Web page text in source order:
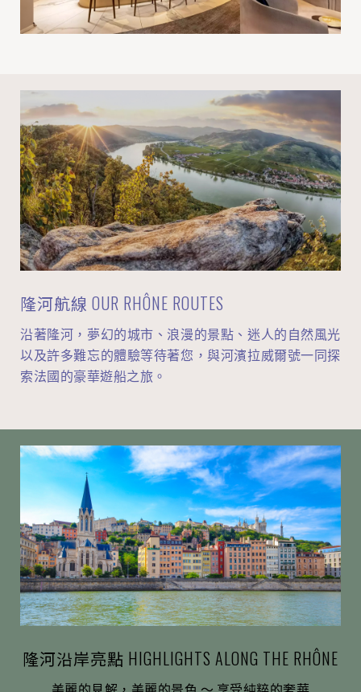
隆河航線 OUR RHÔNE ROUTES
沿著隆河，夢幻的城市、浪漫的景點、迷人的自然風光
以及許多難忘的體驗等待著您，與河濱拉威爾號一同探
索法國的豪華遊船之旅。
隆河沿岸亮點 HIGHLIGHTS ALONG THE RHÔNE